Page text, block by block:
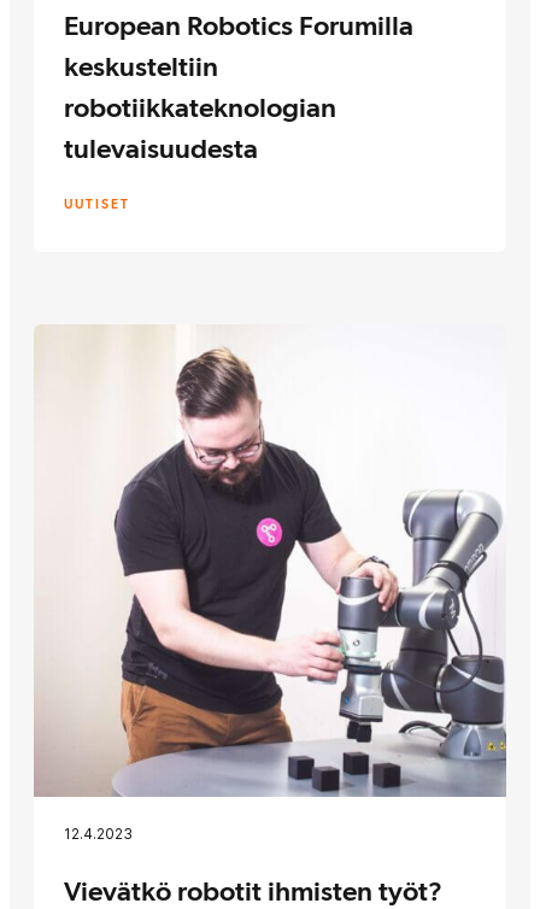
UUTISET
European Robotics Forumilla
keskusteltiin
robotiikkateknologian
tulevaisuudesta
12.4.2023
Vievätkö robotit ihmisten työt?